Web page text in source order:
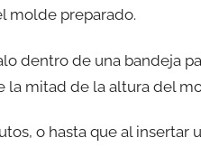
molde preparado.
dentro de una bandeja
la mitad de la altura del
o hasta que al